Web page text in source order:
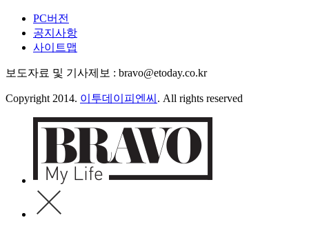
PC버전
공지사항
사이트맵
보도자료 및 기사제보 : bravo@etoday.co.kr
Copyright 2014. 이투데이피엔씨 . All rights reserved